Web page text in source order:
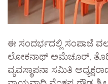
ಈ ಸಂದರ್ಭದಲ್ಲಿ ಸಂಪಾಜೆ
ಲೋಕನಾಥ್ ಅಮೆಚೂರ್,
ವ್ಯವಸ್ಥಾಪನಾ ಸಮಿತಿ